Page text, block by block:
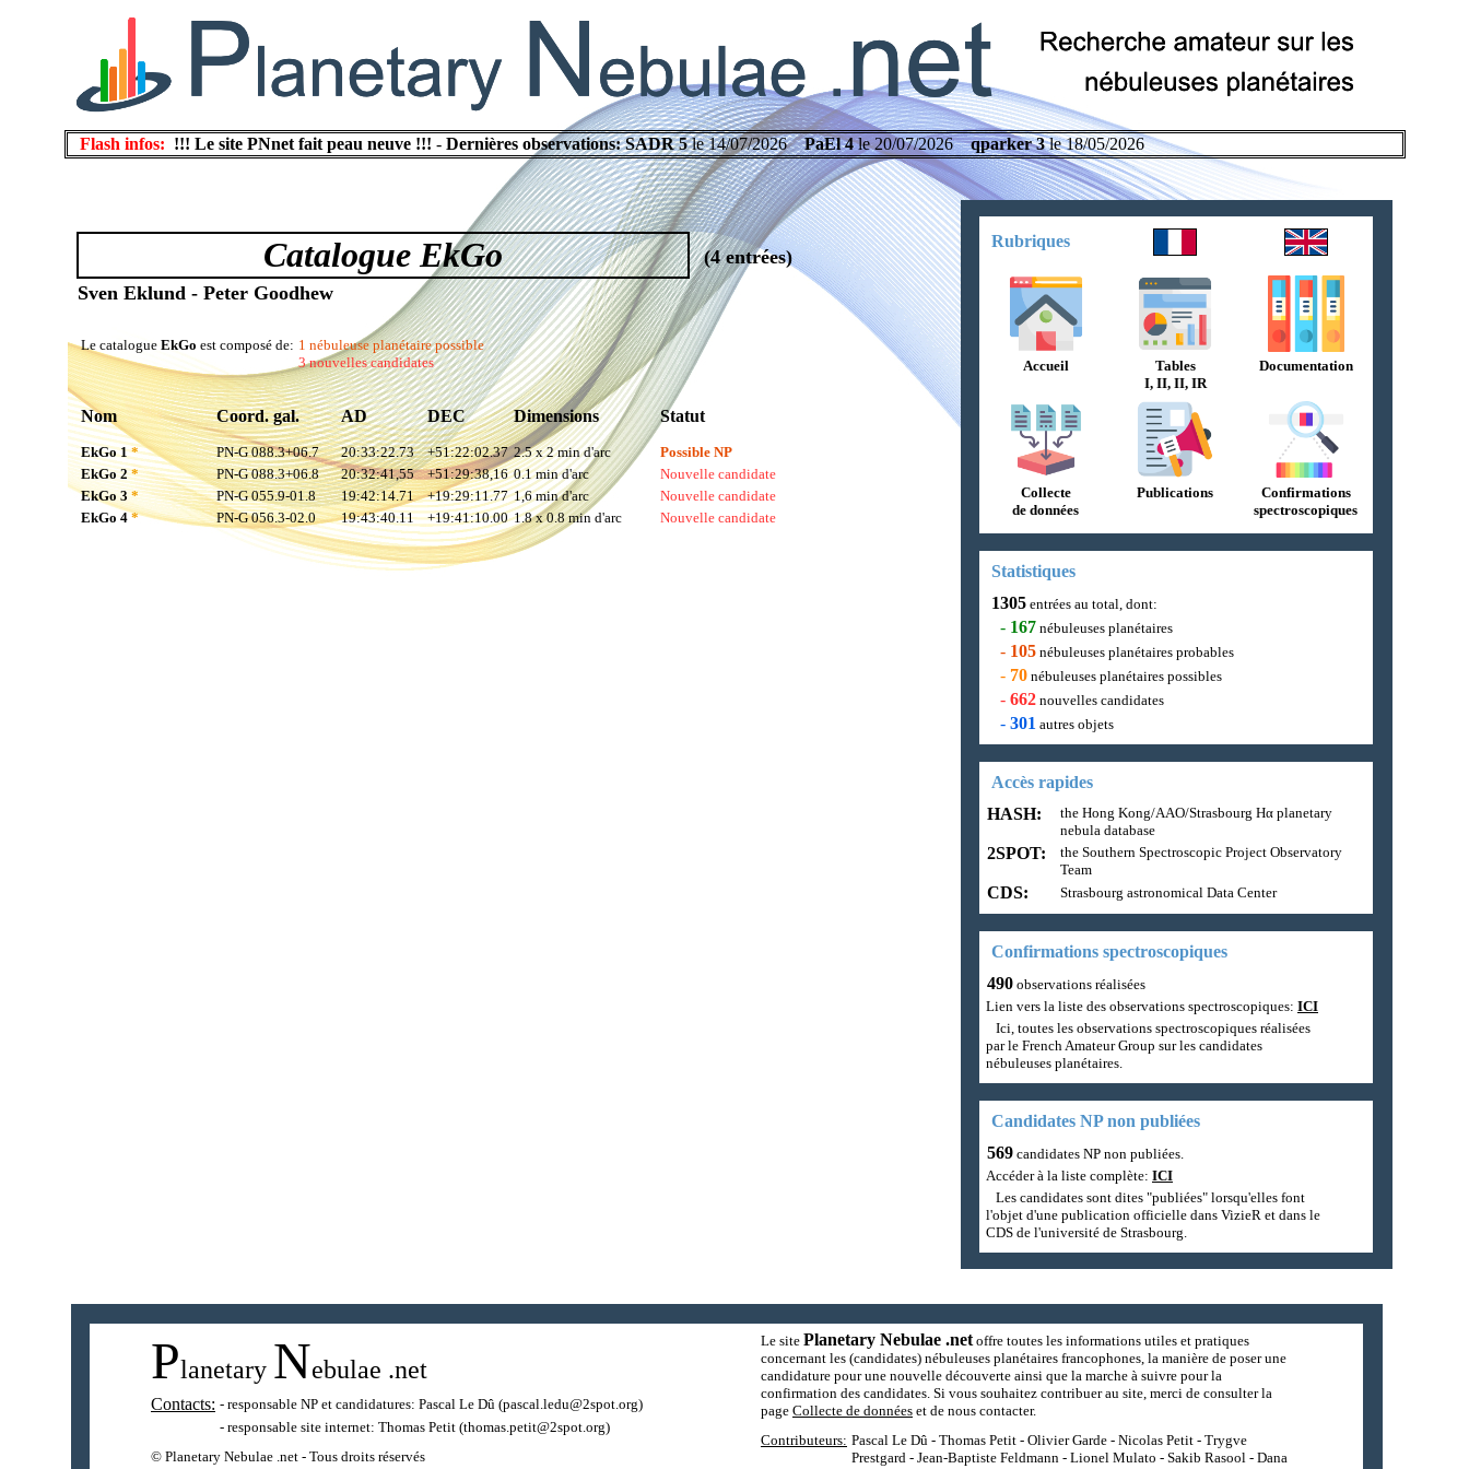
Flash infos: !!! Le site PNnet fait peau neuve !!! - Dernières observations: SADR 5le 14/07/2026PaEl 4le 20/07/2026qparker 3le 18/05/2026
Catalogue EkGo
(4 entrées)
Sven Eklund - Peter Goodhew
Le catalogue EkGo est composé de: 1 nébuleuse planétaire possible
3 nouvelles candidates
Nom Coord. gal. AD DEC Dimensions Statut
EkGo 1* PN-G 088.3+06.7 20:33:22.73 +51:22:02.37 2.5 x 2 min d'arc
Possible NP
EkGo 2* PN-G 088.3+06.8 20:32:41,55 +51:29:38,16 0.1 min d'arc
Nouvelle candidate
EkGo 3 * PN-G 055.9-01.8 19:42:14.71 +19:29:11.77 1,6 min d'arc
Nouvelle candidate
EkGo 4* PN-G 056.3-02.0 19:43:40.11 +19:41:10.00 1.8 x 0.8 min d'arc Nouvelle candidate
Rubriques
Accueil
Tables
I, II, II, IR
Documentation
Collecte
de données
Publications
Confirmations
spectroscopiques
Statistiques
1305 entrées au total, dont:
- 167 nébuleuses planétaires
- 105 nébuleuses planétaires probables
- 70 nébuleuses planétaires possibles
- 662 nouvelles candidates
- 301 autres objets
Accès rapides
HASH:
the Hong Kong/AAO/Strasbourg Hα planetary
nebula database
2SPOT:
the Southern Spectroscopic Project Observatory
Team
CDS: Strasbourg astronomical Data Center
Confirmations spectroscopiques
490 observations réalisées
Lien vers la liste des observations spectroscopiques: ICI
Ici, toutes les observations spectroscopiques réalisées
par le French Amateur Group sur les candidates
nébuleuses planétaires.
Candidates NP non publiées
569 candidates NP non publiées.
Accéder à la liste complète: ICI
Les candidates sont dites "publiées" lorsqu'elles font
l'objet d'une publication officielle dans VizieR et dans le
CDS de l'université de Strasbourg.
Planetary Nebulae .net
Contacts: - responsable NP et candidatures: Pascal Le Dû (pascal.ledu@2spot.org)
- responsable site internet: Thomas Petit (thomas.petit@2spot.org)
© Planetary Nebulae .net - Tous droits réservés
Le site Planetary Nebulae .netoffre toutes les informations utiles et pratiques
concernant les (candidates) nébuleuses planétaires francophones, la manière de poser une
candidature pour une nouvelle découverte ainsi que la marche à suivre pour la
confirmation des candidates. Si vous souhaitez contribuer au site, merci de consulter la
page Collecte de données et de nous contacter.
Contributeurs: Pascal Le Dû - Thomas Petit - Olivier Garde - Nicolas Petit - Trygve
Prestgard - Jean-Baptiste Feldmann - Lionel Mulato - Sakib Rasool - Dana